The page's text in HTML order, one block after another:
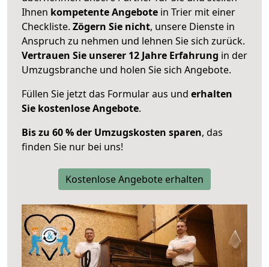
Ihnen kompetente Angebote in Trier mit einer
Checkliste. Zögern Sie nicht, unsere Dienste in
Anspruch zu nehmen und lehnen Sie sich zurück.
Vertrauen Sie unserer 12 Jahre Erfahrung in der
Umzugsbranche und holen Sie sich Angebote.
Füllen Sie jetzt das Formular aus und erhalten
Sie kostenlose Angebote.
Bis zu 60 % der Umzugskosten sparen, das
finden Sie nur bei uns!
Kostenlose Angebote erhalten